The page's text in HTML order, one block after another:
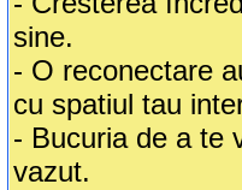
sine.
- O reconectare
cu spatiul tau
- Bucuria de a te
vazut.